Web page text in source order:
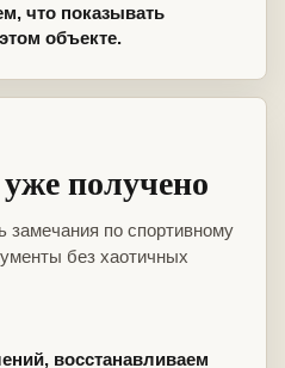
что показывать
объекте.
получено
замечания по спортивному
без хаотичных
восстанавливаем